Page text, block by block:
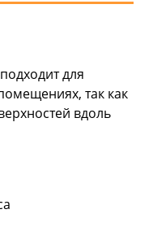
подходит для
так как
вдоль